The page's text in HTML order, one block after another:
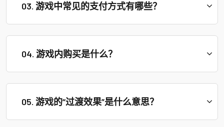
03. 游戏中常见的支付方式有哪些？
04. 游戏内购买是什么？
05. 游戏的“过渡效果”是什么意思？